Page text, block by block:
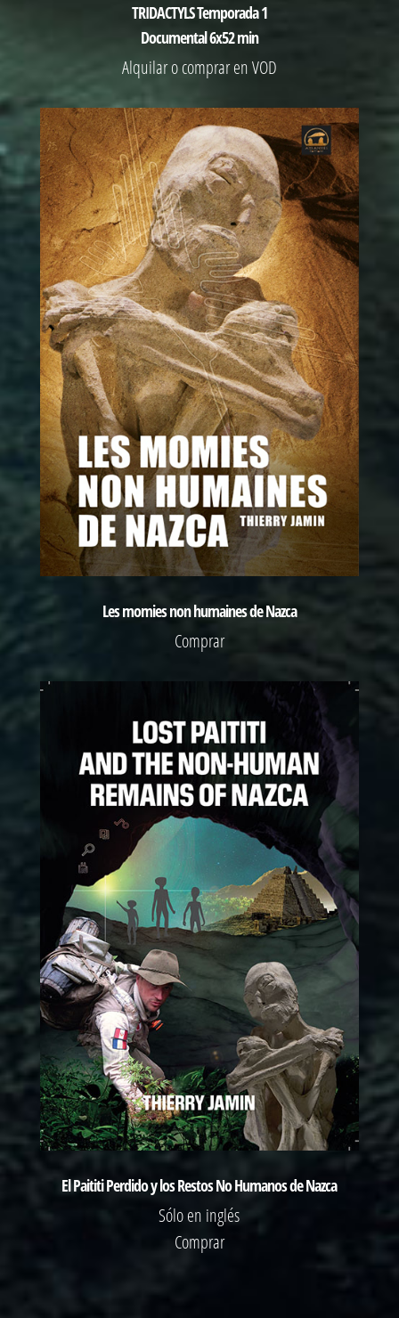
TRIDACTYLS Temporada 1
Documental 6x52 min
Alquilar o comprar en VOD
Les momies non humaines de Nazca
Comprar
El Paititi Perdido y los Restos No Humanos de Nazca
Sólo en inglés
Comprar